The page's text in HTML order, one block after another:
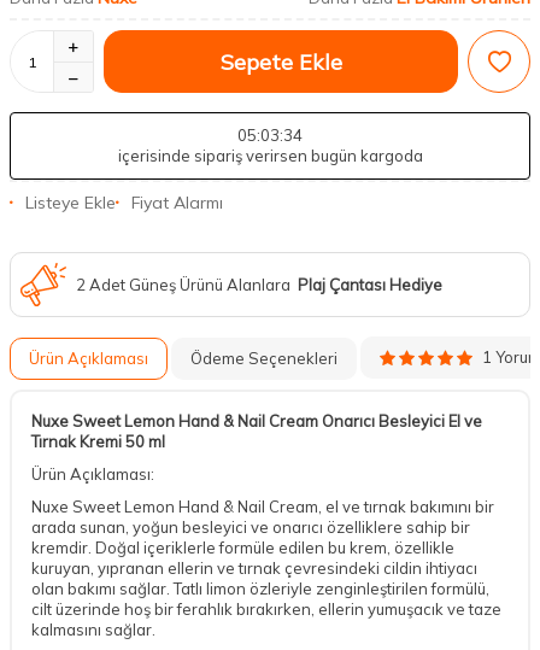
Sepete Ekle
05:03:33
içerisinde sipariş verirsen bugün kargoda
Listeye Ekle Fiyat Alarmı
2 Adet Güneş Ürünü Alanlara Plaj Çantası Hediye
Ürün Açıklaması Ödeme Seçenekleri 1 Yorum
Nuxe Sweet Lemon Hand & Nail Cream Onarıcı Besleyici El ve
Tırnak Kremi 50 ml
Ürün Açıklaması:
Nuxe Sweet Lemon Hand & Nail Cream, el ve tırnak bakımını bir
arada sunan, yoğun besleyici ve onarıcı özelliklere sahip bir
kremdir. Doğal içeriklerle formüle edilen bu krem, özellikle
kuruyan, yıpranan ellerin ve tırnak çevresindeki cildin ihtiyacı
olan bakımı sağlar. Tatlı limon özleriyle zenginleştirilen formülü,
cilt üzerinde hoş bir ferahlık bırakırken, ellerin yumuşacık ve taze
kalmasını sağlar.